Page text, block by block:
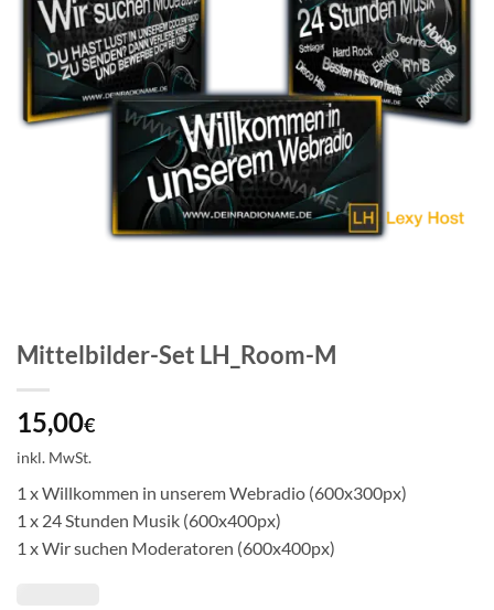
Mittelbilder-Set LH_Room-M
15,00€
inkl. MwSt.
1 x Willkommen in unserem Webradio (600x300px)
1 x 24 Stunden Musik (600x400px)
1 x Wir suchen Moderatoren (600x400px)